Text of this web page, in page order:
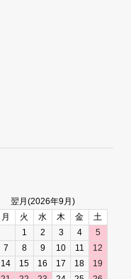
翌月(2026年9月)
月 火 水 木 金
土
1
2 3 4
5
7 8 9 10 11
12
14 15 16 17 18
19